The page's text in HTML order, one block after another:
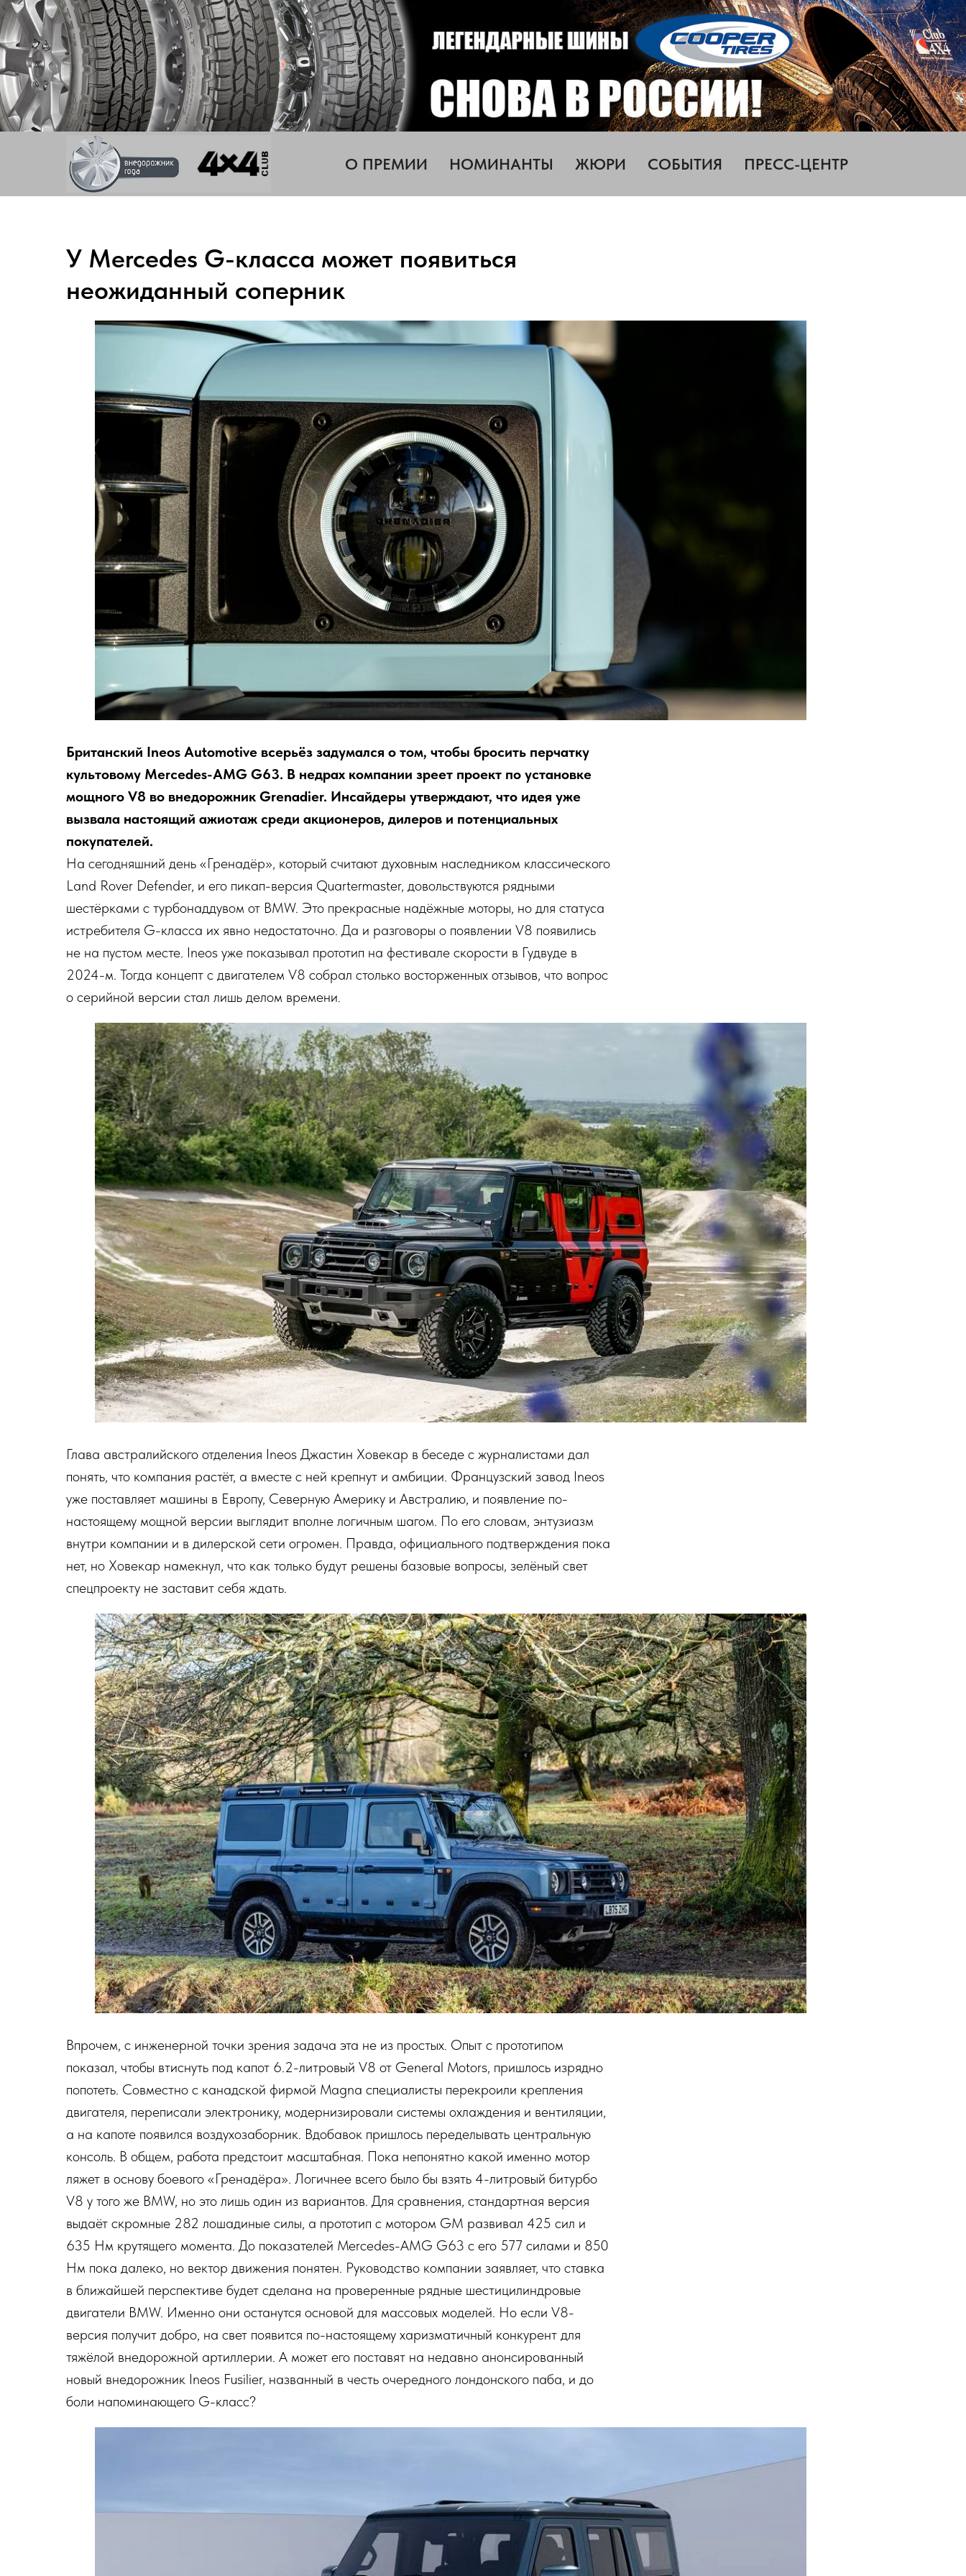
О ПРЕМИИ НОМИНАНТЫ ЖЮРИ СОБЫТИЯ ПРЕСС-ЦЕНТР
У Mercedes G-класса может появиться
неожиданный соперник
Британский Ineos Automotive всерьёз задумался о том, чтобы бросить перчатку
культовому Mercedes-AMG G63. В недрах компании зреет проект по установке
мощного V8 во внедорожник Grenadier. Инсайдеры утверждают, что идея уже
вызвала настоящий ажиотаж среди акционеров, дилеров и потенциальных
покупателей.
На сегодняшний день «Гренадёр», который считают духовным наследником классического
Land Rover Defender, и его пикап-версия Quartermaster, довольствуются рядными
шестёрками с турбонаддувом от BMW. Это прекрасные надёжные моторы, но для статуса
истребителя G-класса их явно недостаточно. Да и разговоры о появлении V8 появились
не на пустом месте. Ineos уже показывал прототип на фестивале скорости в Гудвуде в
2024-м. Тогда концепт с двигателем V8 собрал столько восторженных отзывов, что вопрос
о серийной версии стал лишь делом времени.
Глава австралийского отделения Ineos Джастин Ховекар в беседе с журналистами дал
понять, что компания растёт, а вместе с ней крепнут и амбиции. Французский завод Ineos
уже поставляет машины в Европу, Северную Америку и Австралию, и появление по-
настоящему мощной версии выглядит вполне логичным шагом. По его словам, энтузиазм
внутри компании и в дилерской сети огромен. Правда, официального подтверждения пока
нет, но Ховекар намекнул, что как только будут решены базовые вопросы, зелёный свет
спецпроекту не заставит себя ждать.
Впрочем, с инженерной точки зрения задача эта не из простых. Опыт с прототипом
показал, чтобы втиснуть под капот 6.2-литровый V8 от General Motors, пришлось изрядно
попотеть. Совместно с канадской фирмой Magna специалисты перекроили крепления
двигателя, переписали электронику, модернизировали системы охлаждения и вентиляции,
а на капоте появился воздухозаборник. Вдобавок пришлось переделывать центральную
консоль. В общем, работа предстоит масштабная. Пока непонятно какой именно мотор
ляжет в основу боевого «Гренадёра». Логичнее всего было бы взять 4-литровый битурбо
V8 у того же BMW, но это лишь один из вариантов. Для сравнения, стандартная версия
выдаёт скромные 282 лошадиные силы, а прототип с мотором GM развивал 425 сил и
635 Нм крутящего момента. До показателей Mercedes-AMG G63 с его 577 силами и 850
Нм пока далеко, но вектор движения понятен. Руководство компании заявляет, что ставка
в ближайшей перспективе будет сделана на проверенные рядные шестицилиндровые
двигатели BMW. Именно они останутся основой для массовых моделей. Но если V8-
версия получит добро, на свет появится по-настоящему харизматичный конкурент для
тяжёлой внедорожной артиллерии. А может его поставят на недавно анонсированный
новый внедорожник Ineos Fusilier, названный в честь очередного лондонского паба, и до
боли напоминающего G-класс?